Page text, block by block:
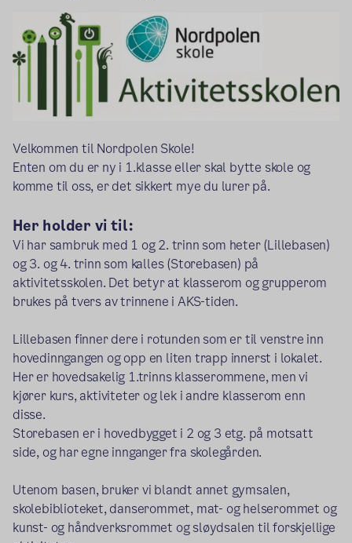
Velkommen til Nordpolen Skole!
Enten om du er ny i 1.klasse eller skal bytte skole og
komme til oss, er det sikkert mye du lurer på.
Her holder vi til:
Vi har sambruk med 1 og 2. trinn som heter (Lillebasen)
og 3. og 4. trinn som kalles (Storebasen) på
aktivitetsskolen. Det betyr at klasserom og grupperom
brukes på tvers av trinnene i AKS-tiden.
Lillebasen finner dere i rotunden som er til venstre inn
hovedinngangen og opp en liten trapp innerst i lokalet.
Her er hovedsakelig 1.trinns klasserommene, men vi
kjører kurs, aktiviteter og lek i andre klasserom enn
disse.
Storebasen er i hovedbygget i 2 og 3 etg. på motsatt
side, og har egne innganger fra skolegården.
Utenom basen, bruker vi blandt annet gymsalen,
skolebiblioteket, danserommet, mat- og helserommet og
kunst- og håndverksrommet og sløydsalen til forskjellige